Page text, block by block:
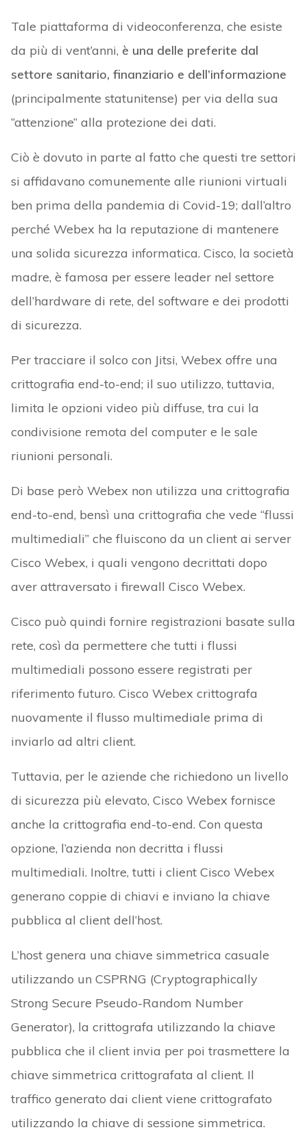
Tale piattaforma di videoconferenza, che esiste
da più di vent’anni, è una delle preferite dal
settore sanitario, finanziario e dell’informazione
(principalmente statunitense) per via della sua
“attenzione” alla protezione dei dati.
Ciò è dovuto in parte al fatto che questi tre settori
si affidavano comunemente alle riunioni virtuali
ben prima della pandemia di Covid-19; dall’altro
perché Webex ha la reputazione di mantenere
una solida sicurezza informatica. Cisco, la società
madre, è famosa per essere leader nel settore
dell’hardware di rete, del software e dei prodotti
di sicurezza.
Per tracciare il solco con Jitsi, Webex offre una
crittografia end-to-end; il suo utilizzo, tuttavia,
limita le opzioni video più diffuse, tra cui la
condivisione remota del computer e le sale
riunioni personali.
Di base però Webex non utilizza una crittografia
end-to-end, bensì una crittografia che vede “flussi
multimediali” che fluiscono da un client ai server
Cisco Webex, i quali vengono decrittati dopo
aver attraversato i firewall Cisco Webex.
Cisco può quindi fornire registrazioni basate sulla
rete, così da permettere che tutti i flussi
multimediali possono essere registrati per
riferimento futuro. Cisco Webex crittografa
nuovamente il flusso multimediale prima di
inviarlo ad altri client.
Tuttavia, per le aziende che richiedono un livello
di sicurezza più elevato, Cisco Webex fornisce
anche la crittografia end-to-end. Con questa
opzione, l’azienda non decritta i flussi
multimediali. Inoltre, tutti i client Cisco Webex
generano coppie di chiavi e inviano la chiave
pubblica al client dell’host.
L’host genera una chiave simmetrica casuale
utilizzando un CSPRNG (Cryptographically
Strong Secure Pseudo-Random Number
Generator), la crittografa utilizzando la chiave
pubblica che il client invia per poi trasmettere la
chiave simmetrica crittografata al client. Il
traffico generato dai client viene crittografato
utilizzando la chiave di sessione simmetrica.